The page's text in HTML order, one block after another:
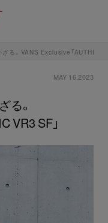
ざる。VANS Exclusive「
MAY 16,2023
る。
VR3 SF」